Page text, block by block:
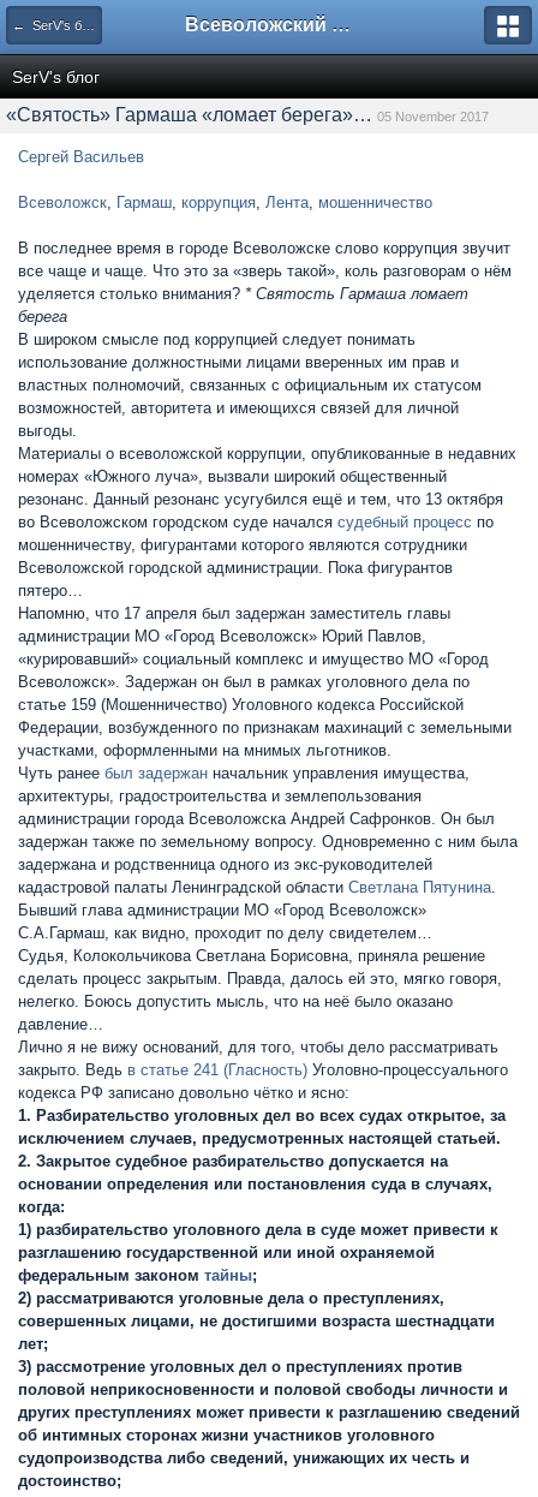
← SerV's блог Всеволожский форум
SerV's блог
«Святость» Гармаша «ломает берега»… 05 November 2017
Сергей Васильев
Всеволожск, Гармаш, коррупция, Лента, мошенничество
В последнее время в городе Всеволожске слово коррупция звучит
все чаще и чаще. Что это за «зверь такой», коль разговорам о нём
уделяется столько внимания? * Святость Гармаша ломает
берега
В широком смысле под коррупцией следует понимать
использование должностными лицами вверенных им прав и
властных полномочий, связанных с официальным их статусом
возможностей, авторитета и имеющихся связей для личной
выгоды.
Материалы о всеволожской коррупции, опубликованные в недавних
номерах «Южного луча», вызвали широкий общественный
резонанс. Данный резонанс усугубился ещё и тем, что 13 октября
во Всеволожском городском суде начался судебный процесс по
мошенничеству, фигурантами которого являются сотрудники
Всеволожской городской администрации. Пока фигурантов
пятеро…
Напомню, что 17 апреля был задержан заместитель главы
администрации МО «Город Всеволожск» Юрий Павлов,
«курировавший» социальный комплекс и имущество МО «Город
Всеволожск». Задержан он был в рамках уголовного дела по
статье 159 (Мошенничество) Уголовного кодекса Российской
Федерации, возбужденного по признакам махинаций с земельными
участками, оформленными на мнимых льготников.
Чуть ранее был задержан начальник управления имущества,
архитектуры, градостроительства и землепользования
администрации города Всеволожска Андрей Сафронков. Он был
задержан также по земельному вопросу. Одновременно с ним была
задержана и родственница одного из экс-руководителей
кадастровой палаты Ленинградской области Светлана Пятунина.
Бывший глава администрации МО «Город Всеволожск»
С.А.Гармаш, как видно, проходит по делу свидетелем…
Судья, Колокольчикова Светлана Борисовна, приняла решение
сделать процесс закрытым. Правда, далось ей это, мягко говоря,
нелегко. Боюсь допустить мысль, что на неё было оказано
давление…
Лично я не вижу оснований, для того, чтобы дело рассматривать
закрыто. Ведь в статье 241 (Гласность) Уголовно-процессуального
кодекса РФ записано довольно чётко и ясно:
1. Разбирательство уголовных дел во всех судах открытое, за
исключением случаев, предусмотренных настоящей статьей.
2. Закрытое судебное разбирательство допускается на
основании определения или постановления суда в случаях,
когда:
1) разбирательство уголовного дела в суде может привести к
разглашению государственной или иной охраняемой
федеральным законом тайны;
2) рассматриваются уголовные дела о преступлениях,
совершенных лицами, не достигшими возраста шестнадцати
лет;
3) рассмотрение уголовных дел о преступлениях против
половой неприкосновенности и половой свободы личности и
других преступлениях может привести к разглашению сведений
об интимных сторонах жизни участников уголовного
судопроизводства либо сведений, унижающих их честь и
достоинство;